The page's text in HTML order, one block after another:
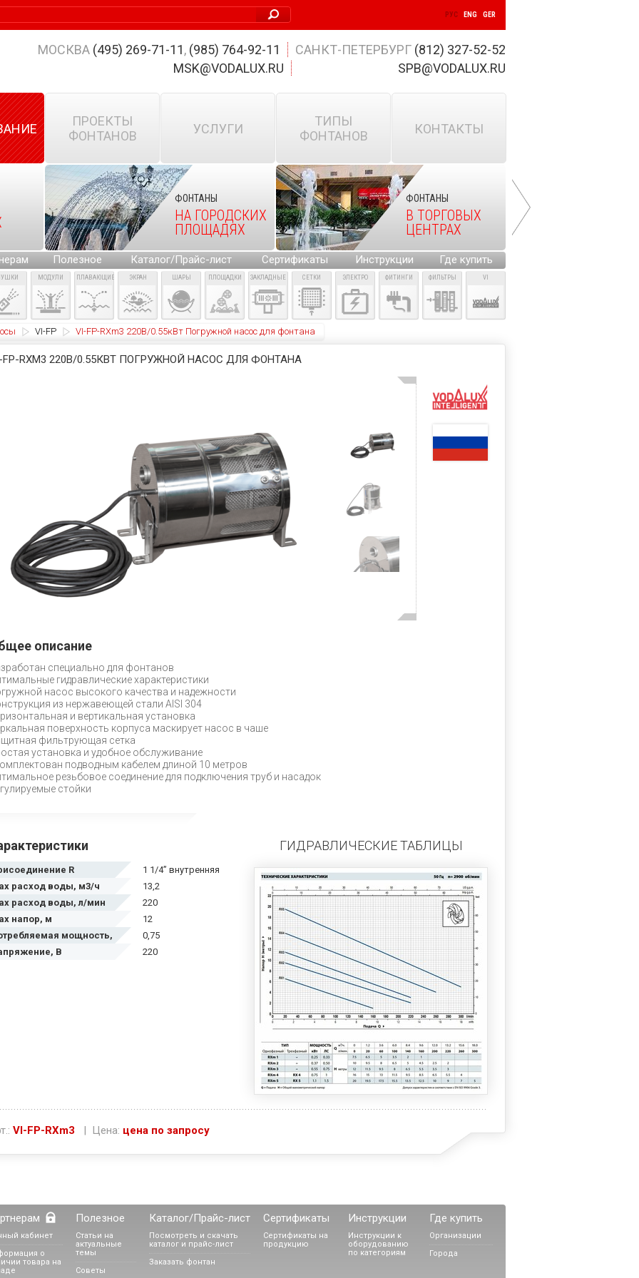
РУС ENG GER
МОСКВА (495) 269-71-11, (985) 764-92-11 САНКТ-ПЕТЕРБУРГ (812) 327-52-52
MSK@VODALUX.RU
SPB@VODALUX.RU
ПРОЕКТЫ
ФОНТАНОВ
УСЛУГИ
ТИПЫ
ФОНТАНОВ
КОНТАКТЫ
ФОНТАНЫ
НА ГОРОДСКИХ
ПЛОЩАДЯХ
ФОНТАНЫ
В ТОРГОВЫХ
ЦЕНТРАХ
Полезное Каталог/Прайс-лист Сертификаты Инструкции Где купить
МОДУЛИ ПЛАВАЮЩИЕ ЭКРАН ШАРЫ ПЛОЩАДКИ ЗАКЛАДНЫЕ СЕТКИ ЭЛЕКТРО ФИТИНГИ ФИЛЬТРЫ VI
VI-FP VI-FP-RXm3 220В/0.55кВт Погружной насос для фонтана
FP-RXM3 220В/0.55КВТ ПОГРУЖНОЙ НАСОС ДЛЯ ФОНТАНА
описание
специально для фонтанов
гидравлические характеристики
насос высокого качества и надежности
из нержавеющей стали AISI 304
и вертикальная установка
поверхность корпуса маскирует насос в чаше
фильтрующая сетка
установка и удобное обслуживание
подводным кабелем длиной 10 метров
резьбовое соединение для подключения труб и насадок
стойки
R
1 1/4” внутренняя
расход воды, м3/ч
13,2
расход воды, л/мин
220
напор, м
12
мощность,
0,75
В
220
ГИДРАВЛИЧЕСКИЕ ТАБЛИЦЫ
VI-FP-RXm3 | Цена: цена по запросу
кабинет
о
товара на
Полезное
Статьи на
актуальные
темы
Советы
Каталог/Прайс-лист
Посмотреть и скачать
каталог и прайс-лист
Заказать фонтан
Сертификаты
Сертификаты на
продукцию
Инструкции
Инструкции к
оборудованию
по категориям
Где купить
Организации
Города